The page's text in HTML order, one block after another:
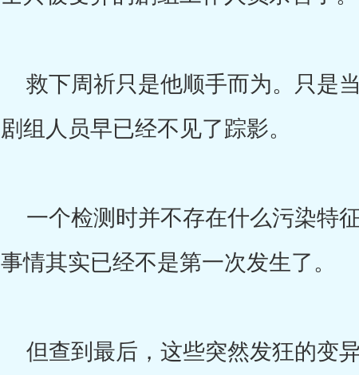
救下周祈只是他顺手而为。只是
剧组人员早已经不见了踪影。
一个检测时并不存在什么污染特
事情其实已经不是第一次发生了。
但查到最后，这些突然发狂的变